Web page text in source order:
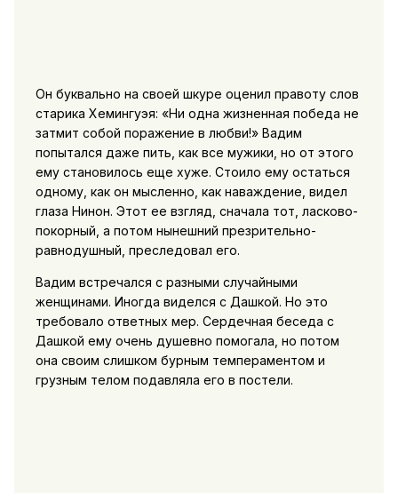
Он буквально на своей шкуре оценил правоту слов
старика Хемингуэя: «Ни одна жизненная победа не
затмит собой поражение в любви!» Вадим
попытался даже пить, как все мужики, но от этого
ему становилось еще хуже. Стоило ему остаться
одному, как он мысленно, как наваждение, видел
глаза Нинон. Этот ее взгляд, сначала тот, ласково-
покорный, а потом нынешний презрительно-
равнодушный, преследовал его.
Вадим встречался с разными случайными
женщинами. Иногда виделся с Дашкой. Но это
требовало ответных мер. Сердечная беседа с
Дашкой ему очень душевно помогала, но потом
она своим слишком бурным темпераментом и
грузным телом подавляла его в постели.